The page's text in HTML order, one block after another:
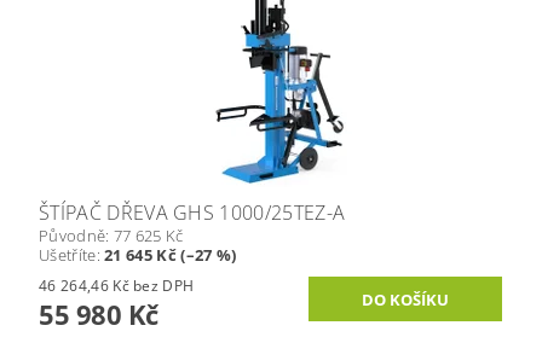
ŠTÍPAČ DŘEVA GHS 1000/25TEZ-A
Původně: 77 625 Kč
Ušetříte:21 645 Kč (–27 %)
46 264,46 Kč bez DPH
55 980 Kč